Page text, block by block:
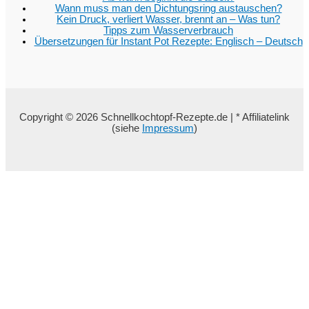
Wann muss man den Dichtungsring austauschen?
Kein Druck, verliert Wasser, brennt an – Was tun?
Tipps zum Wasserverbrauch
Übersetzungen für Instant Pot Rezepte: Englisch – Deutsch
Copyright © 2026 Schnellkochtopf-Rezepte.de | * Affiliatelink
(siehe Impressum)